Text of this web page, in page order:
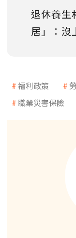
退休養生
居」：沒
福利政策
職業災害保險